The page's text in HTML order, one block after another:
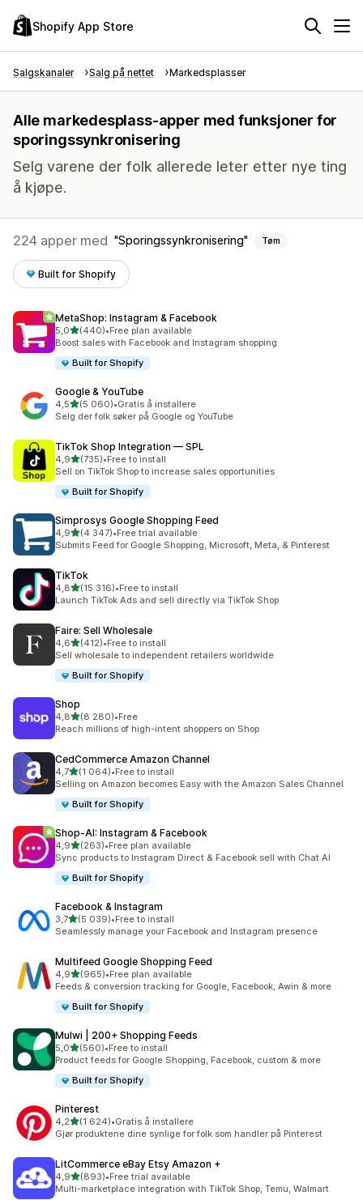
Shopify App Store
Salgskanaler Salg på nettet Markedsplasser
Alle markedesplass-apper med funksjoner for
sporingssynkronisering
Selg varene der folk allerede leter etter nye ting
å kjøpe.
224 apper med Sporingssynkronisering Tøm
Built for Shopify
MetaShop: Instagram & Facebook
5,0av 5 stjerner
(440)
Totalt 440 omtaler
•Free plan available
Boost sales with Facebook and Instagram shopping.
Built for Shopify
Google & YouTube
4,5av 5 stjerner
(5 060)
Totalt 5060 omtaler
•Gratis å installere
Selg der folk søker på Google og YouTube
TikTok Shop Integration — SPL
4,9av 5 stjerner
(735)
Totalt 735 omtaler
•Free to install
Sell on TikTok Shop to increase sales opportunities
Built for Shopify
Simprosys Google Shopping Feed
4,9av 5 stjerner
(4 347)
Totalt 4347 omtaler
•Free trial available
Submits Feed for Google Shopping, Microsoft, Meta, & Pinterest
TikTok
4,8av 5 stjerner
(15 316)
Totalt 15316 omtaler
•Free to install
Launch TikTok Ads and sell directly via TikTok Shop
Faire: Sell Wholesale
4,6av 5 stjerner
(412)
Totalt 412 omtaler
•Free to install
Sell wholesale to independent retailers worldwide
Built for Shopify
Shop
4,8av 5 stjerner
(8 280)
Totalt 8280 omtaler
•Free
Reach millions of high-intent shoppers on Shop
CedCommerce Amazon Channel
4,7av 5 stjerner
(1 064)
Totalt 1064 omtaler
•Free to install
Selling on Amazon becomes Easy with the Amazon Sales Channel
Built for Shopify
Shop‑AI: Instagram & Facebook
4,9av 5 stjerner
(263)
Totalt 263 omtaler
•Free plan available
Sync products to Instagram Direct & Facebook sell with Chat AI
Built for Shopify
Facebook & Instagram
3,7av 5 stjerner
(5 039)
Totalt 5039 omtaler
•Free to install
Seamlessly manage your Facebook and Instagram presence
Multifeed Google Shopping Feed
4,9av 5 stjerner
(965)
Totalt 965 omtaler
•Free plan available
Feeds & conversion tracking for Google, Facebook, Awin & more
Built for Shopify
Mulwi | 200+ Shopping Feeds
5,0av 5 stjerner
(560)
Totalt 560 omtaler
•Free to install
Product feeds for Google Shopping, Facebook, custom & more
Built for Shopify
Pinterest
4,2av 5 stjerner
(1 624)
Totalt 1624 omtaler
•Gratis å installere
Gjør produktene dine synlige for folk som handler på Pinterest
LitCommerce eBay Etsy Amazon +
4,9av 5 stjerner
(893)
Totalt 893 omtaler
•Free trial available
Multi-marketplace integration with TikTok Shop, Temu, Walmart